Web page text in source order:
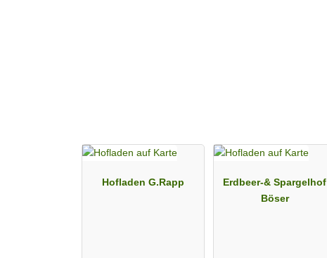
Hofladen G.Rapp
Erdbeer-& Spargelhof
Böser